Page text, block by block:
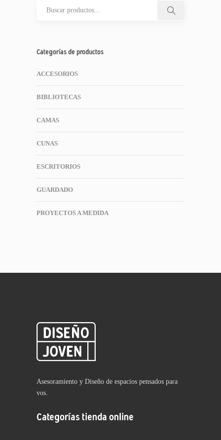
Categorías de productos
ACCESORIOS
BIBLIOTECAS
CAMAS
CUNAS
ESCRITORIOS
GUARDADO
PROYECTOS A MEDIDA
Asesoramiento y Diseño de espacios pensados para
vos.
Categorías tienda online